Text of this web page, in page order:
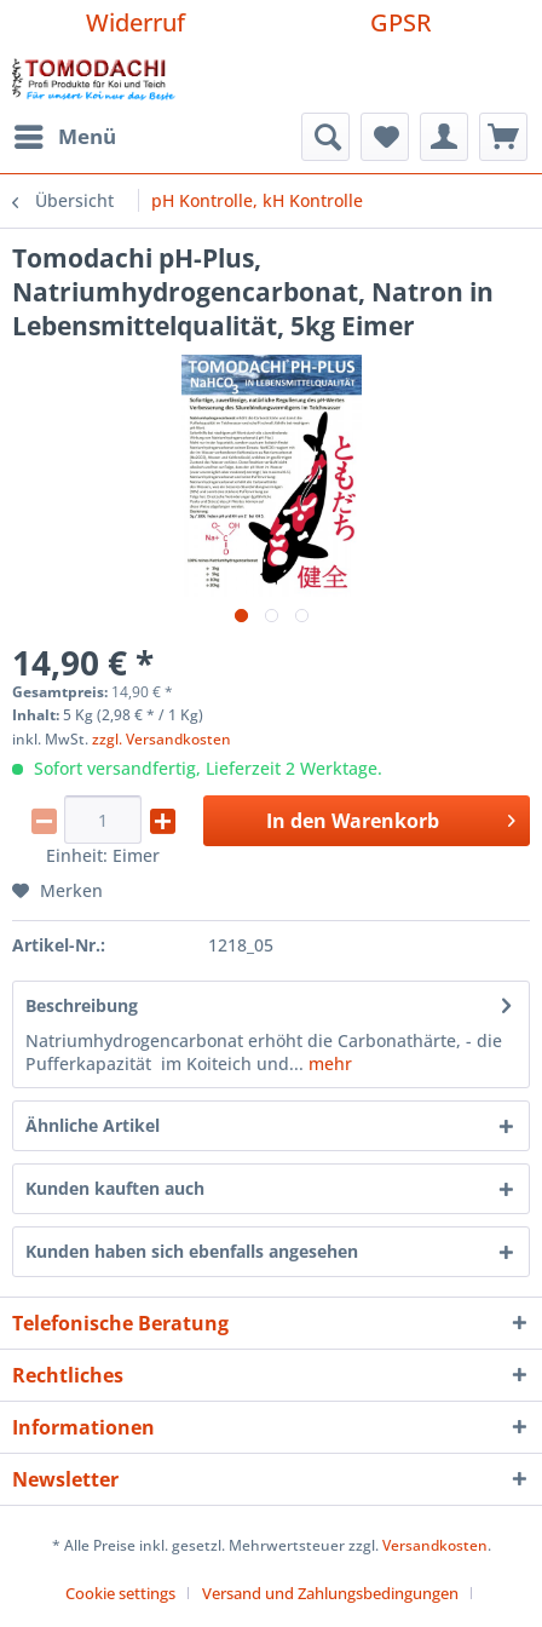
Widerruf GPSR
Menü
Übersicht pH Kontrolle, kH Kontrolle
Tomodachi pH-Plus,
Natriumhydrogencarbonat, Natron in
Lebensmittelqualität, 5kg Eimer
14,90 € *
Gesamtpreis: 14,90€*
Inhalt:5 Kg (2,98 € * / 1 Kg)
inkl. MwSt.zzgl. Versandkosten
Sofort versandfertig, Lieferzeit 2 Werktage.
Einheit: Eimer
In den Warenkorb
Merken
Artikel-Nr.: 1218_05
Beschreibung
Natriumhydrogencarbonat erhöht die Carbonathärte, - die
Pufferkapazität im Koiteich und... mehr
Ähnliche Artikel
Kunden kauften auch
Kunden haben sich ebenfalls angesehen
Telefonische Beratung
Rechtliches
Informationen
Newsletter
* Alle Preise inkl. gesetzl. Mehrwertsteuer zzgl.Versandkosten.
Cookie settings
Versand und Zahlungsbedingungen